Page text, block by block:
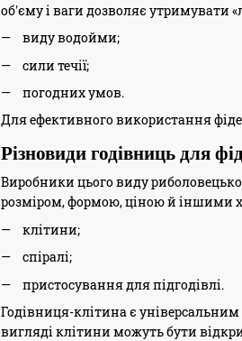
об'єму і ваги дозволяє утримувати
виду водойми;
сили течії;
погодних умов.
Для ефективного використання
Різновиди годівниць для
Виробники цього виду
розміром, формою, ціною й іншими
клітини;
спіралі;
пристосування для підгодівлі.
Годівниця-клітина є універсальним
вигляді клітини можуть бути